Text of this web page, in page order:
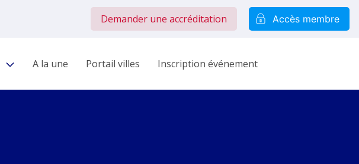
Demander une accréditation Accès membre
A la une Portail villes Inscription événement